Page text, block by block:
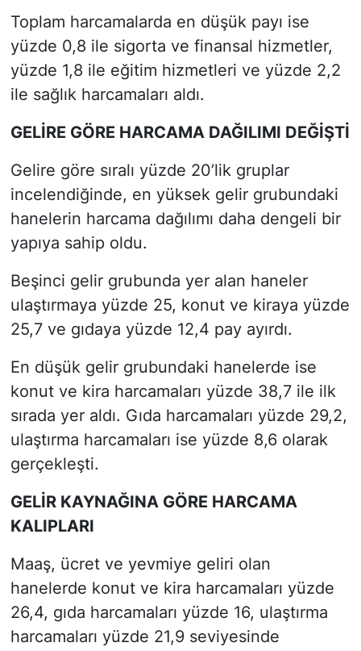
Toplam harcamalarda en düşük payı ise
yüzde 0,8 ile sigorta ve finansal hizmetler,
yüzde 1,8 ile eğitim hizmetleri ve yüzde 2,2
ile sağlık harcamaları aldı.
GELİRE GÖRE HARCAMA DAĞILIMI DEĞİŞTİ
Gelire göre sıralı yüzde 20’lik gruplar
incelendiğinde, en yüksek gelir grubundaki
hanelerin harcama dağılımı daha dengeli bir
yapıya sahip oldu.
Beşinci gelir grubunda yer alan haneler
ulaştırmaya yüzde 25, konut ve kiraya yüzde
25,7 ve gıdaya yüzde 12,4 pay ayırdı.
En düşük gelir grubundaki hanelerde ise
konut ve kira harcamaları yüzde 38,7 ile ilk
sırada yer aldı. Gıda harcamaları yüzde 29,2,
ulaştırma harcamaları ise yüzde 8,6 olarak
gerçekleşti.
GELİR KAYNAĞINA GÖRE HARCAMA
KALIPLARI
Maaş, ücret ve yevmiye geliri olan
hanelerde konut ve kira harcamaları yüzde
26,4, gıda harcamaları yüzde 16, ulaştırma
harcamaları yüzde 21,9 seviyesinde